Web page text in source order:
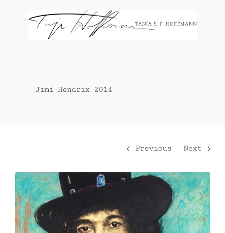
Jimi Hendrix 2014
Previous Next